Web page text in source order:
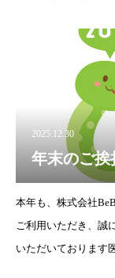
2025.12.30
年末のご挨
本年も、株式会社
ご利用いただき、誠
いただいております